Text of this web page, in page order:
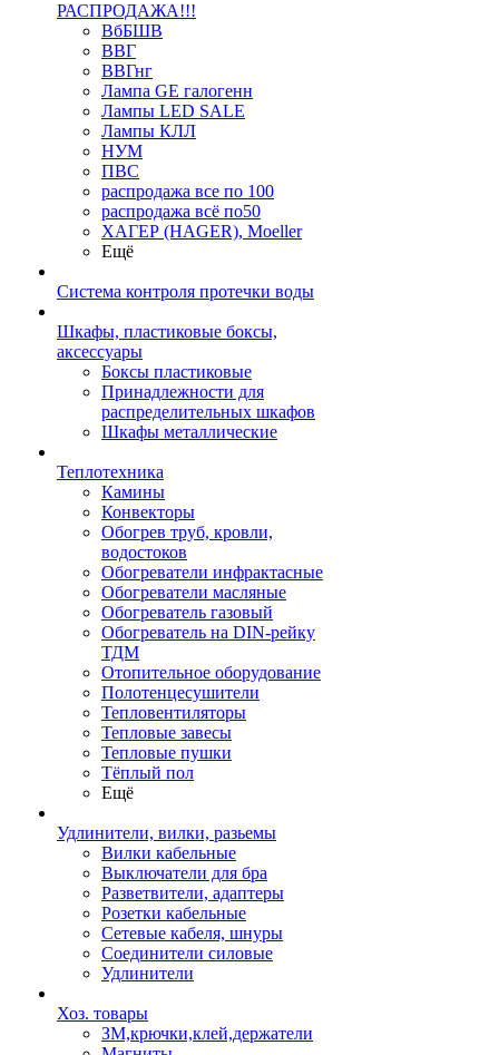
РАСПРОДАЖА!!!
ВбБШВ
ВВГ
ВВГнг
Лампа GE галогенн
Лампы LED SALE
Лампы КЛЛ
НУМ
ПВС
распродажа все по 100
распродажа всё по50
ХАГЕР (HAGER), Moeller
Ещё
Система контроля протечки воды
Шкафы, пластиковые боксы,
аксессуары
Боксы пластиковые
Принадлежности для
распределительных шкафов
Шкафы металлические
Теплотехника
Камины
Конвекторы
Обогрев труб, кровли,
водостоков
Обогреватели инфрактасные
Обогреватели масляные
Обогреватель газовый
Обогреватель на DIN-рейку
ТДМ
Отопительное оборудование
Полотенцесушители
Тепловентиляторы
Тепловые завесы
Тепловые пушки
Тёплый пол
Ещё
Удлинители, вилки, разьемы
Вилки кабельные
Выключатели для бра
Разветвители, адаптеры
Розетки кабельные
Сетевые кабеля, шнуры
Соединители силовые
Удлинители
Хоз. товары
ЗМ,крючки,клей,держатели